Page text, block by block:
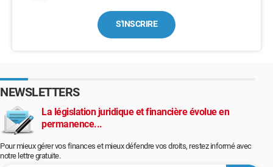
S'INSCRIRE
NEWSLETTERS
La législation juridique et financière évolue en
permanence...
Pour mieux gérer vos finances et mieux défendre vos droits, restez informé avec
notre lettre gratuite.